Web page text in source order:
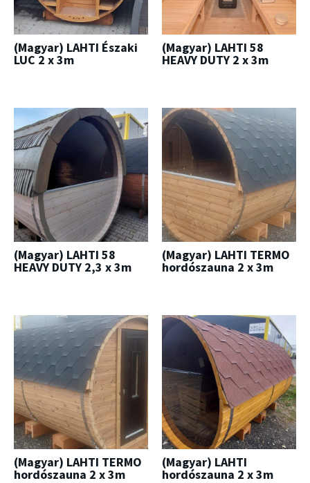
(Magyar) LAHTI Északi
LUC 2 x 3m
(Magyar) LAHTI 58
HEAVY DUTY 2 x 3m
(Magyar) LAHTI 58
HEAVY DUTY 2,3 x 3m
(Magyar) LAHTI TERMO
hordószauna 2 x 3m
(Magyar) LAHTI TERMO
hordószauna 2 x 3m
(Magyar) LAHTI
hordószauna 2 x 3m